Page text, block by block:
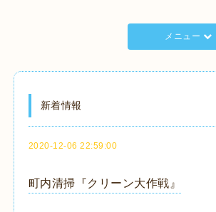
メニュー
新着情報
2020-12-06 22:59:00
町内清掃『クリーン大作戦』